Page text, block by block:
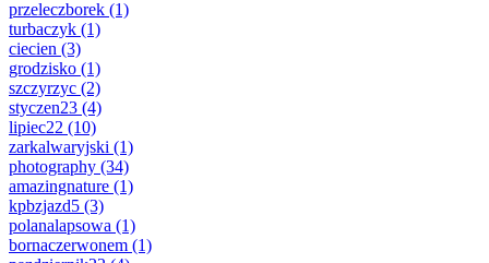
przeleczborek (1)
turbaczyk (1)
ciecien (3)
grodzisko (1)
szczyrzyc (2)
styczen23 (4)
lipiec22 (10)
zarkalwaryjski (1)
photography (34)
amazingnature (1)
kpbzjazd5 (3)
polanalapsowa (1)
bornaczerwonem (1)